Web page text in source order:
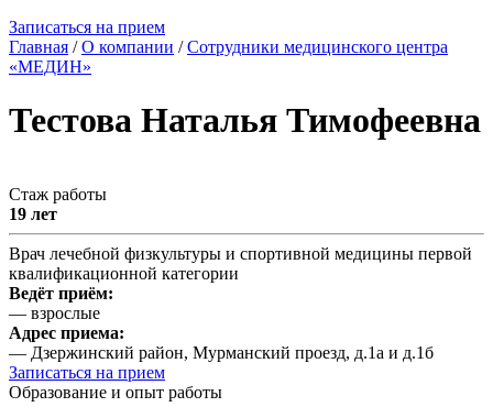
Записаться на прием
Главная /О компании /Сотрудники медицинского центра
«МЕДИН»
Тестова Наталья Тимофеевна
Стаж работы
19 лет
Врач лечебной физкультуры и спортивной медицины первой
квалификационной категории
Ведёт приём:
— взрослые
Адрес приема:
— Дзержинский район, Мурманский проезд, д.1а и д.1б
Записаться на прием
Образование и опыт работы